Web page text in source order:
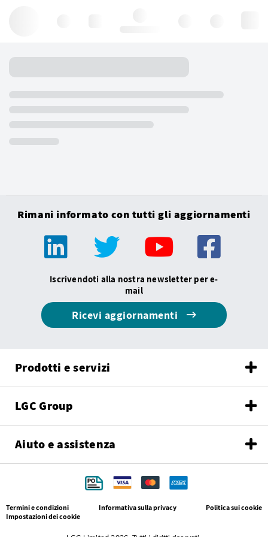
Rimani informato con tutti gli aggiornamenti
Iscrivendoti alla nostra newsletter per e-
mail
Ricevi aggiornamenti
Prodotti e servizi
LGC Group
Aiuto e assistenza
Termini e condizioni Informativa sulla privacy
Politica sui cookie
Impostazioni dei cookie